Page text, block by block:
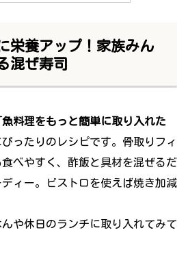
栄養アップ！家族みん
混ぜ寿司
魚料理をもっと簡単に取り入れた
ったりのレシピです。骨取りフィ
べやすく、酢飯と具材を混ぜるだ
ィー。ビストロを使えば焼き加減
や休日のランチに取り入れてみて